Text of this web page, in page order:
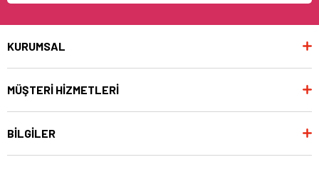
KURUMSAL
MÜŞTERİ HİZMETLERİ
BİLGİLER